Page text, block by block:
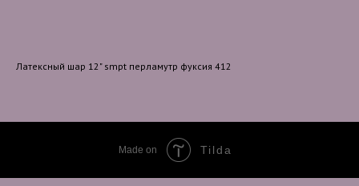
Латексный шар 12" smpt перламутр фуксия 412
Made on Tilda